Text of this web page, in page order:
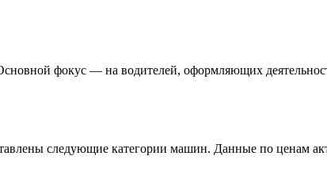
фокус — на водителей, оформляющих
следующие категории машин. Данные по ценам